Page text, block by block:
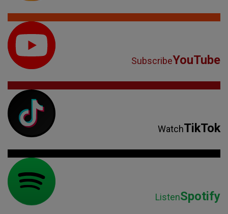
SubscribeYouTube
WatchTikTok
ListenSpotify